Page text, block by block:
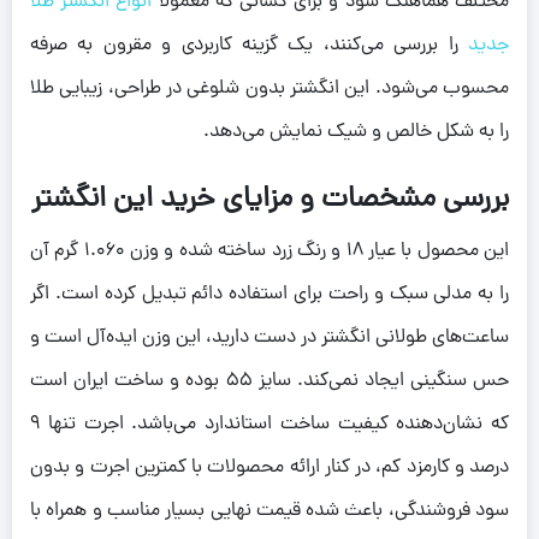
جدید را بررسی می‌کنند، یک گزینه کاربردی و مقرون به صرفه
محسوب می‌شود. این انگشتر بدون شلوغی در طراحی، زیبایی طلا
را به شکل خالص و شیک نمایش می‌دهد.
بررسی مشخصات و مزایای خرید این انگشتر
این محصول با عیار 18 و رنگ زرد ساخته شده و وزن 1.060 گرم آن
را به مدلی سبک و راحت برای استفاده دائم تبدیل کرده است. اگر
ساعت‌های طولانی انگشتر در دست دارید، این وزن ایده‌آل است و
حس سنگینی ایجاد نمی‌کند. سایز 55 بوده و ساخت ایران است
که نشان‌دهنده کیفیت ساخت استاندارد می‌باشد. اجرت تنها 9
درصد و کارمزد کم، در کنار ارائه محصولات با کمترین اجرت و بدون
سود فروشندگی، باعث شده قیمت نهایی بسیار مناسب و همراه با